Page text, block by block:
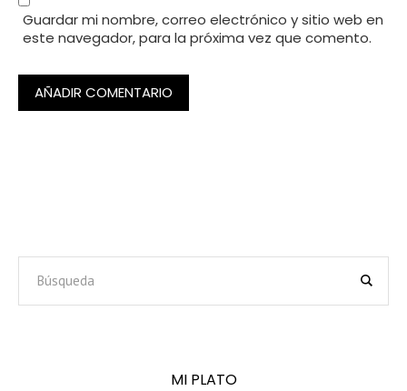
Guardar mi nombre, correo electrónico y sitio web en
este navegador, para la próxima vez que comento.
MI PLATO